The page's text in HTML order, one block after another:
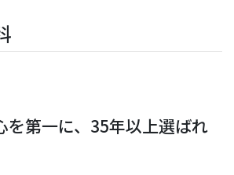
を第一に、35年以上選ばれ